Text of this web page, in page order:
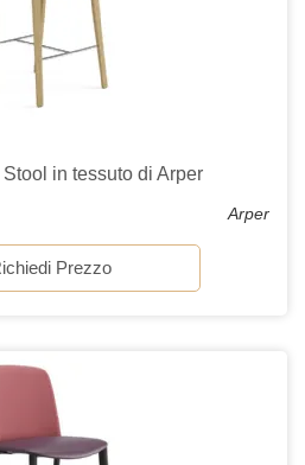
in tessuto di Arper
Arper
Prezzo